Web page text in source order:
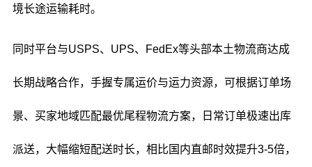
境长途运输耗时。
同时平台与USPS、UPS、FedEx等头部本土物流商达成
长期战略合作，手握专属运价与运力资源，可根据订单场
景、买家地域匹配最优尾程物流方案，日常订单极速出库
派送，大幅缩短配送时长，相比国内直邮时效提升3-5倍，